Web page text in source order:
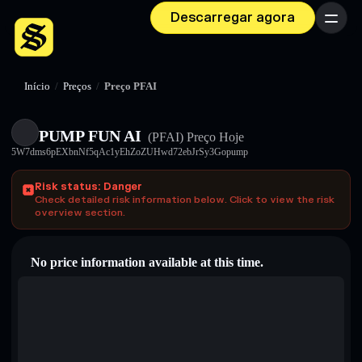
Descarregar agora Menu
Início / Preços / Preço PFAI
PUMP FUN AI (PFAI) Preço Hoje
5W7dms6pEXbnNf5qAc1yEhZoZUHwd72ebJrSy3Gopump
Risk status: Danger
Check detailed risk information below. Click to view the risk
overview section.
No price information available at this time.